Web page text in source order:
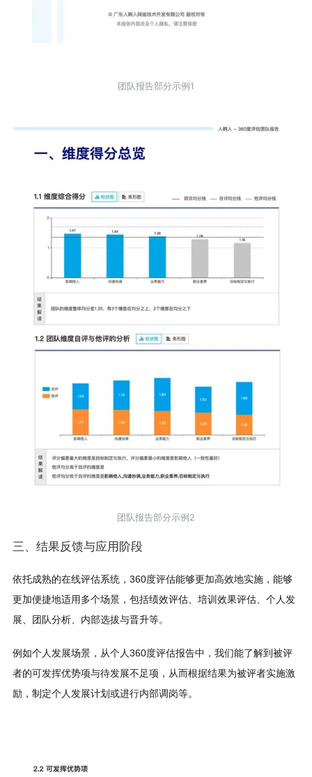
团队报告部分示例1
团队报告部分示例2
三、结果反馈与应用阶段
依托成熟的在线评估系统，360度评估能够更加高效地实施，能够
更加便捷地适用多个场景，包括绩效评估、培训效果评估、个人发
展、团队分析、内部选拔与晋升等。
例如个人发展场景，从个人360度评估报告中，我们能了解到被评
者的可发挥优势项与待发展不足项，从而根据结果为被评者实施激
励，制定个人发展计划或进行内部调岗等。